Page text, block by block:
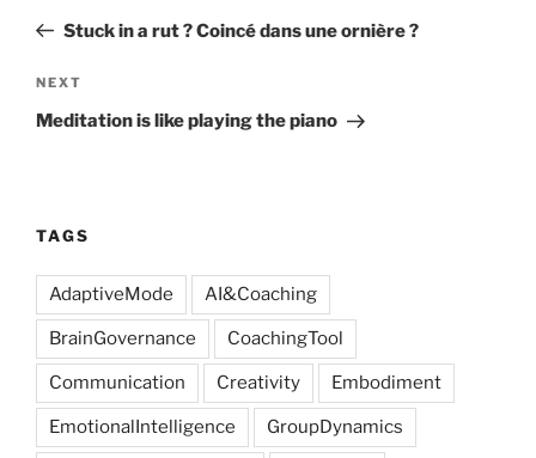
PostStuck in a rut ? Coincé dans une ornière ?
Next
Post
NEXT
Meditation is like playing the piano
TAGS
AdaptiveMode AI&Coaching
BrainGovernance CoachingTool
Communication Creativity Embodiment
EmotionalIntelligence GroupDynamics